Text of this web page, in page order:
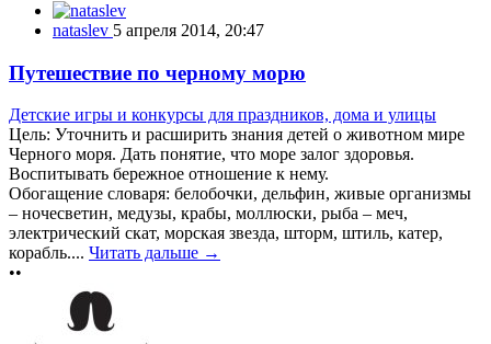
nataslev 5 апреля 2014, 20:47
Путешествие по черному морю
Детские игры и конкурсы для праздников, дома и улицы
Цель: Уточнить и расширить знания детей о животном мире
Черного моря. Дать понятие, что море залог здоровья.
Воспитывать бережное отношение к нему.
Обогащение словаря: белобочки, дельфин, живые организмы
– ночесветин, медузы, крабы, моллюски, рыба – меч,
электрический скат, морская звезда, шторм, штиль, катер,
корабль.... Читать дальше →
••